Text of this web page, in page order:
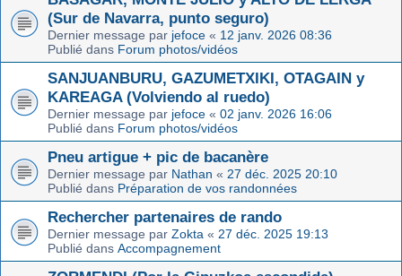
(Sur de Navarra, punto seguro)
Dernier message par jefoce « 12 janv. 2026 08:36
Publié dans Forum photos/vidéos
SANJUANBURU, GAZUMETXIKI, OTAGAIN y
KAREAGA (Volviendo al ruedo)
Dernier message par jefoce « 02 janv. 2026 16:06
Publié dans Forum photos/vidéos
Pneu artigue + pic de bacanère
Dernier message par Nathan « 27 déc. 2025 20:10
Publié dans Préparation de vos randonnées
Rechercher partenaires de rando
Dernier message par Zokta « 27 déc. 2025 19:13
Publié dans Accompagnement